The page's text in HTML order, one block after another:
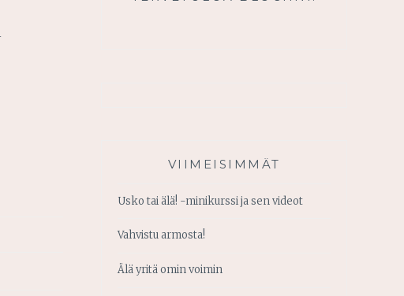
VIIMEISIMMÄT
Usko tai älä! -minikurssi ja sen videot
Vahvistu armosta!
Älä yritä omin voimin